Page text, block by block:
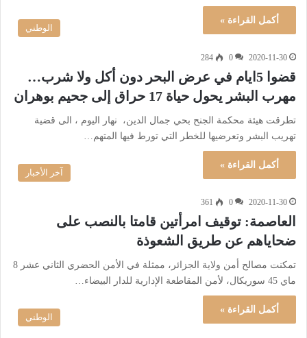
أكمل القراءة »
الوطني
2020-11-30
0
284
قضوا 5ايام في عرض البحر دون أكل ولا شرب…
مهرب البشر يحول حياة 17 حراق إلى جحيم بوهران
تطرقت هيئة محكمة الجنح بحي جمال الدين، نهار اليوم ، الى قضية
تهريب البشر وتعرضيها للخطر التي تورط فيها المتهم…
أكمل القراءة »
آخر الأخبار
2020-11-30
0
361
العاصمة: توقيف امرأتين قامتا بالنصب على
ضحاياهم عن طريق الشعوذة
تمكنت مصالح أمن ولاية الجزائر، ممثلة في الأمن الحضري الثاني عشر 8
ماي 45 سوريكال، لأمن المقاطعة الإدارية للدار البيضاء…
أكمل القراءة »
الوطني